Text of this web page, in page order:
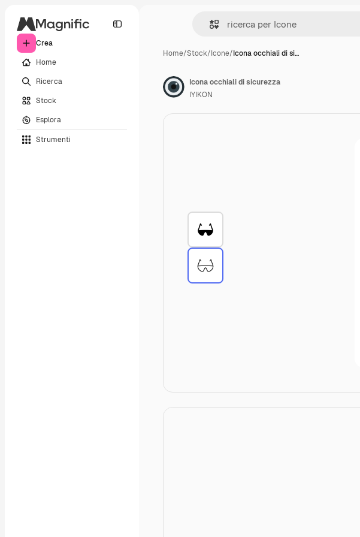
Crea
Home
Ricerca
Stock
Esplora
Strumenti
Home/Stock/Icone/Icona occhiali di si…
Icona occhiali di sicurezza
IYIKON